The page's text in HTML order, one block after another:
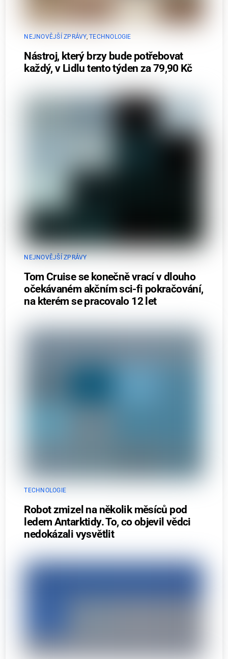
NEJNOVĚJŠÍ ZPRÁVY,TECHNOLOGIE
Nástroj, který brzy bude potřebovat
každý, v Lidlu tento týden za 79,90 Kč
NEJNOVĚJŠÍ ZPRÁVY
Tom Cruise se konečně vrací v dlouho
očekávaném akčním sci-fi pokračování,
na kterém se pracovalo 12 let
TECHNOLOGIE
Robot zmizel na několik měsíců pod
ledem Antarktidy. To, co objevil vědci
nedokázali vysvětlit